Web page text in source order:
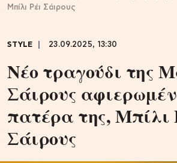
Μπίλι Ρέι Σάιρους
STYLE 23.09.2025, 13:30
Nέο τραγούδι της
Σάιρους
πατέρα της, Μπίλι
Σάιρους